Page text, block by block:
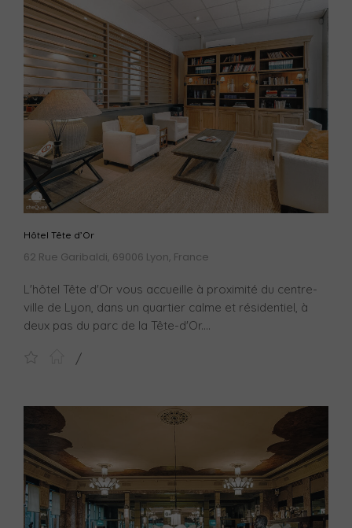
Hôtel Tête d’Or
62 Rue Garibaldi, 69006 Lyon, France
L'hôtel Tête d'Or vous accueille à proximité du centre-
ville de Lyon, dans un quartier calme et résidentiel, à
deux pas du parc de la Tête-d'Or....